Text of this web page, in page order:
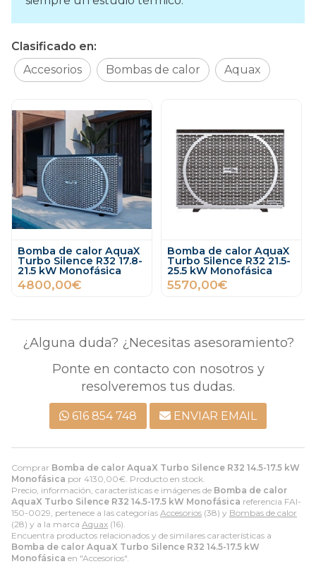
Comprar Bomba de calor AquaX Turbo Silence R32 14.5-17.5 kW
Monofásica por 4130,00€ . Producto en stock.
Precio, información, características e imágenes de Bomba de calor
AquaX Turbo Silence R32 14.5-17.5 kW Monofásica referencia FAI-
150-0029, pertenece a las categorías Accesorios (38) y Bombas de calor
(28) y a la marca Aquax (16).
Encuentra productos relacionados y de similares características a
Bomba de calor AquaX Turbo Silence R32 14.5-17.5 kW
Monofásica en "Accesorios".
Clasificado en:
Accesorios
Bombas de calor Aquax
Bomba de calor AquaX
Turbo Silence R32 17.8-
21.5 kW Monofásica
4800,00€
Bomba de calor AquaX
Turbo Silence R32 21.5-
25.5 kW Monofásica
5570,00€
¿Alguna duda? ¿Necesitas asesoramiento?
Ponte en contacto con nosotros y
resolveremos tus dudas.
616 854 748 ENVIAR EMAIL